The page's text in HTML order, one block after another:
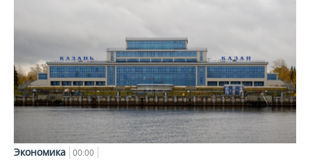
Экономика 00:00